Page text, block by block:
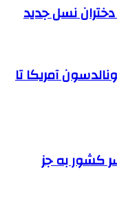
نسل جدید
آمریکا تا
در سراسر کشور به جز